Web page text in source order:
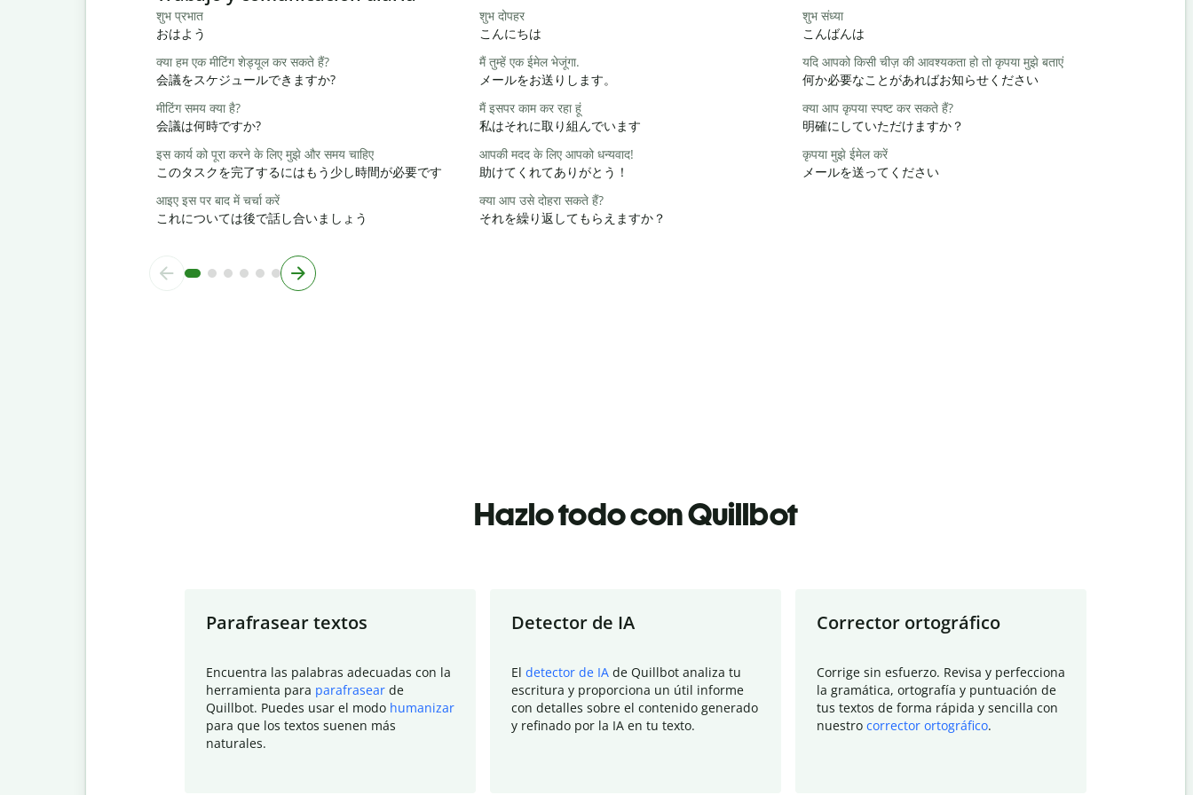
शुभ प्रभात
おはよう
शुभ दोपहर
こんにちは
शुभ संध्या
こんばんは
क्या हम एक मीटिंग शेड्यूल कर सकते हैं?
会議をスケジュールできますか?
मैं तुम्हें एक ईमेल भेजूंगा.
メールをお送りします。
यदि आपको किसी चीज़ की आवश्यकता हो तो कृपया मुझे बताएं
何か必要なことがあればお知らせください
मीटिंग समय क्या है?
会議は何時ですか?
मैं इसपर काम कर रहा हूं
私はそれに取り組んでいます
क्या आप कृपया स्पष्ट कर सकते हैं?
明確にしていただけますか？
इस कार्य को पूरा करने के लिए मुझे और समय चाहिए
このタスクを完了するにはもう少し時間が必要です
आपकी मदद के लिए आपको धन्यवाद!
助けてくれてありがとう！
कृपया मुझे ईमेल करें
メールを送ってください
आइए इस पर बाद में चर्चा करें
これについては後で話し合いましょう
क्या आप उसे दोहरा सकते हैं?
それを繰り返してもらえますか？
Hazlo todo con Quillbot
Parafrasear textos
Encuentra las palabras adecuadas con la
herramienta para parafrasear de
Quillbot. Puedes usar el modo humanizar
para que los textos suenen más
naturales.
Detector de IA
El detector de IA de Quillbot analiza tu
escritura y proporciona un útil informe
con detalles sobre el contenido generado
y refinado por la IA en tu texto.
Corrector ortográfico
Corrige sin esfuerzo. Revisa y perfecciona
la gramática, ortografía y puntuación de
tus textos de forma rápida y sencilla con
nuestro corrector ortográfico.